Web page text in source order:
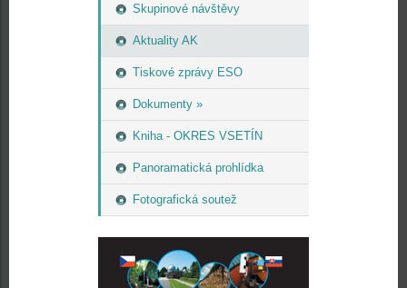
Skupinové návštěvy
Aktuality AK
Tiskové zprávy ESO
Dokumenty »
Kniha - OKRES VSETÍN
Panoramatická prohlídka
Fotografická soutež